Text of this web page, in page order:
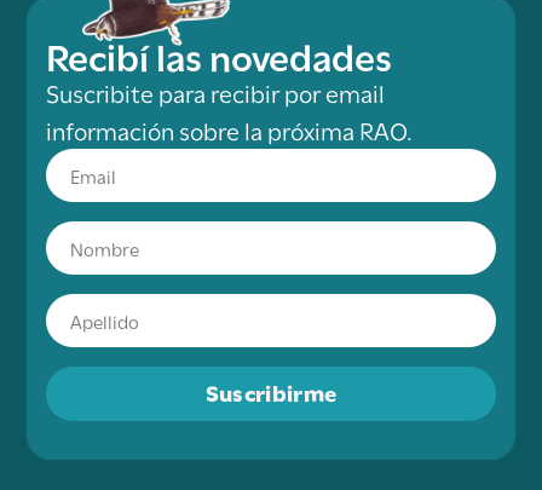
Recibí las novedades
Suscribite para recibir por email
información sobre la próxima RAO.
Suscribirme